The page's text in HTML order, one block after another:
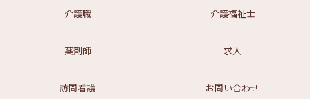
介護職 介護福祉士
薬剤師 求人
訪問看護 お問い合わせ